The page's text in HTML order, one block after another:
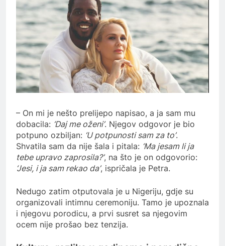
– On mi je nešto prelijepo napisao, a ja sam mu
dobacila: ‘Daj me oženi’. Njegov odgovor je bio
potpuno ozbiljan: ‘U potpunosti sam za to’.
Shvatila sam da nije šala i pitala: ‘Ma jesam li ja
tebe upravo zaprosila?’, na što je on odgovorio:
‘Jesi, i ja sam rekao da’, ispričala je Petra.
Nedugo zatim otputovala je u Nigeriju, gdje su
organizovali intimnu ceremoniju. Tamo je upoznala
i njegovu porodicu, a prvi susret sa njegovim
ocem nije prošao bez tenzija.